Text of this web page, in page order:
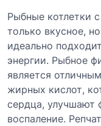
Рыбные котлетки
только вкусное,
идеально
энергии. Рыбное
является
жирных кислот,
сердца, улучшают
воспаление.